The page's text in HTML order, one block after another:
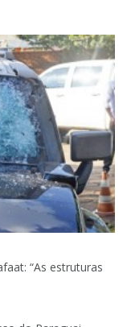
“As estruturas